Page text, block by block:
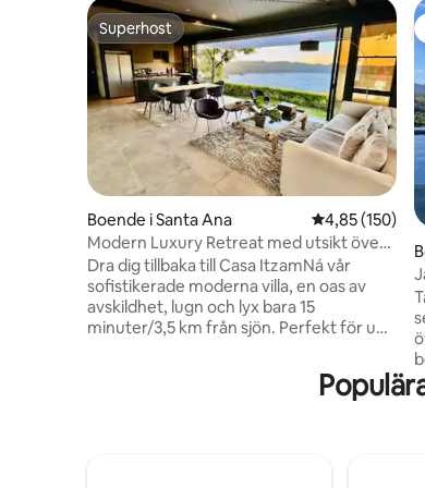
Superhost
Superhost
Boende i Santa Ana 4,85 av 5 i
4,85 (150)
Modern Luxury Retreat med utsikt över
Coatepeque Lake
Dra dig tillbaka till Casa ItzamNá vår
sofistikerade moderna villa, en oas av
avskildhet, lugn och lyx bara 15
minuter/3,5 km från sjön. Perfekt för upp
bekvämligheter. Koppla av vid den